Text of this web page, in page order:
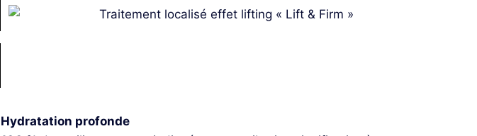
Hydratation profonde